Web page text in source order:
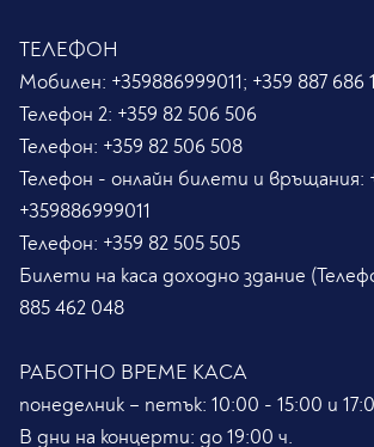
ТЕЛЕФОН
Мобилен: +359886999011; +359 887 686
Телефон 2: +359 82 506 506
Телефон: +359 82 506 508
Телефон - онлайн билети и връщания:
+359886999011
Телефон: +359 82 505 505
Билети на каса доходно здание
885 462 048
РАБОТНО ВРЕМЕ КАСА
понеделник – петък: 10:00 - 15:00 и
В дни на концерти: до 19:00 ч.